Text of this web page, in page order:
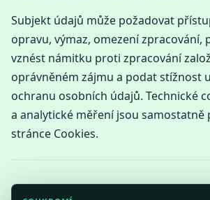
Subjekt údajů může požadovat
opravu, výmaz, omezení zpracování,
vznést námitku proti zpracování
oprávněném zájmu a podat stížnost
ochranu osobních údajů. Technické
a analytické měření jsou samostatně
stránce Cookies.